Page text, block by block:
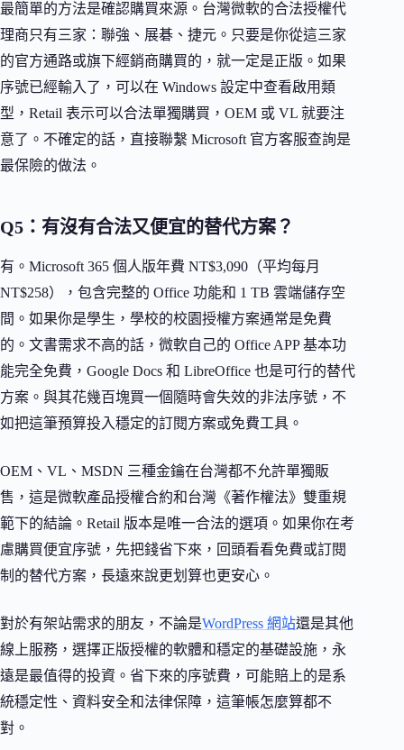
最簡單的方法是確認購買來源。台灣微軟的合法授權代
理商只有三家：聯強、展碁、捷元。只要是你從這三家
的官方通路或旗下經銷商購買的，就一定是正版。如果
序號已經輸入了，可以在 Windows 設定中查看啟用類
型，Retail 表示可以合法單獨購買，OEM 或 VL 就要注
意了。不確定的話，直接聯繫 Microsoft 官方客服查詢是
最保險的做法。
Q5：有沒有合法又便宜的替代方案？
有。Microsoft 365 個人版年費 NT$3,090（平均每月
NT$258），包含完整的 Office 功能和 1 TB 雲端儲存空
間。如果你是學生，學校的校園授權方案通常是免費
的。文書需求不高的話，微軟自己的 Office APP 基本功
能完全免費，Google Docs 和 LibreOffice 也是可行的替代
方案。與其花幾百塊買一個隨時會失效的非法序號，不
如把這筆預算投入穩定的訂閱方案或免費工具。
OEM、VL、MSDN 三種金鑰在台灣都不允許單獨販
售，這是微軟產品授權合約和台灣《著作權法》雙重規
範下的結論。Retail 版本是唯一合法的選項。如果你在考
慮購買便宜序號，先把錢省下來，回頭看看免費或訂閱
制的替代方案，長遠來說更划算也更安心。
對於有架站需求的朋友，不論是WordPress 網站還是其他
線上服務，選擇正版授權的軟體和穩定的基礎設施，永
遠是最值得的投資。省下來的序號費，可能賠上的是系
統穩定性、資料安全和法律保障，這筆帳怎麼算都不
對。